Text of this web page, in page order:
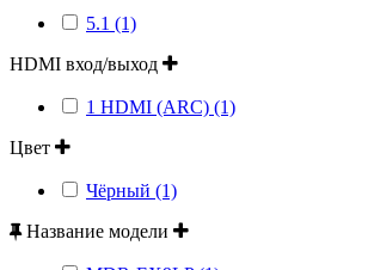
5.1 (1)
HDMI вход/выход
1 HDMI (ARC) (1)
Цвет
Чёрный (1)
Название модели